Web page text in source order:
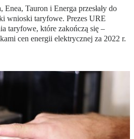
Tauron i Energa przesłały do
wnioski taryfowe. Prezes URE
taryfowe, które zakończą się –
cen energii elektrycznej za 2022 r.